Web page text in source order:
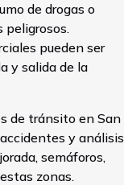
de drogas o
peligrosos.
pueden ser
y salida de la
de tránsito en San
y análisis
semáforos,
zonas.